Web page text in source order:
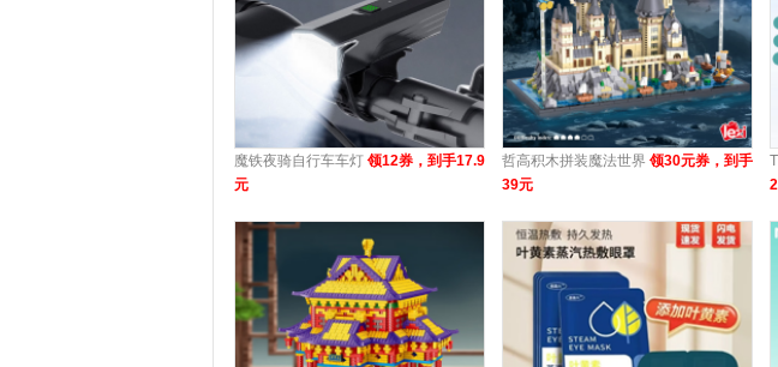
魔铁夜骑自行车车灯 领12券，到手17.9
元
哲高积木拼装魔法世界 领30元券，到手
39元